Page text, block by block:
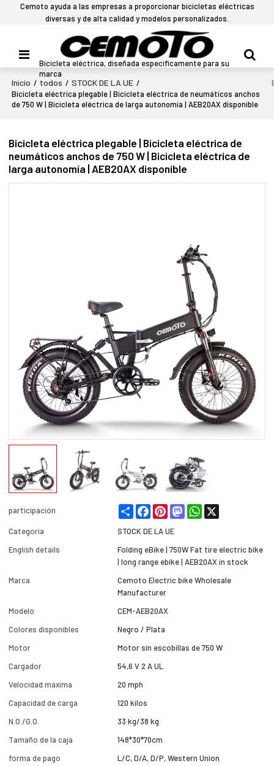
Cemoto ayuda a las empresas a proporcionar bicicletas eléctricas
diversas y de alta calidad y modelos personalizados.
Bicicleta eléctrica, diseñada específicamente para su
marca
Inicio / todos / STOCK DE LA UE /
Bicicleta eléctrica plegable | Bicicleta eléctrica de neumáticos anchos
de 750 W | Bicicleta eléctrica de larga autonomía | AEB20AX disponible
Bicicleta eléctrica plegable | Bicicleta eléctrica de
neumáticos anchos de 750 W | Bicicleta eléctrica de
larga autonomía | AEB20AX disponible
participación Share FacebookPinterestMastodonWhatsApp
Categoría
STOCK DE LA UE
English details
Folding eBike | 750W Fat tire electric bike
| long range ebike | AEB20AX in stock
Marca
Cemoto Electric bike Wholesale
Manufacturer
Modelo
CEM-AEB20AX
Colores disponibles
Negro / Plata
Motor
Motor sin escobillas de 750 W
Cargador
54,6 V 2 A UL
Velocidad máxima
20 mph
Capacidad de carga
120 kilos
N.O./G.O.
33 kg/38 kg
Tamaño de la caja
148*30*70cm
forma de pago
L/C, D/A, D/P, Western Union